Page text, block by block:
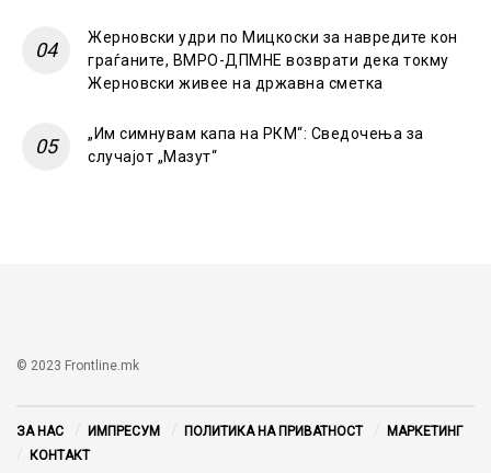
Жерновски удри по Мицкоски за навредите кон
граѓаните, ВМРО-ДПМНЕ возврати дека токму
Жерновски живее на државна сметка
„Им симнувам капа на РКМ“: Сведочења за
случајот „Мазут“
© 2023 Frontline.mk
ЗА НАС ИМПРЕСУМ ПОЛИТИКА НА ПРИВАТНОСТ
МАРКЕТИНГ
КОНТАКТ